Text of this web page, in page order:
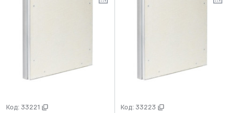
Код: 33221 Код: 33223